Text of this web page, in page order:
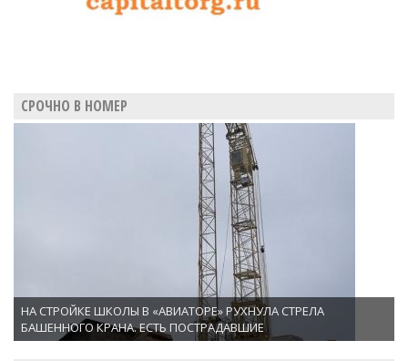
СРОЧНО В НОМЕР
НА СТРОЙКЕ ШКОЛЫ В «АВИАТОРЕ» РУХНУЛА СТРЕЛА
БАШЕННОГО КРАНА. ЕСТЬ ПОСТРАДАВШИЕ